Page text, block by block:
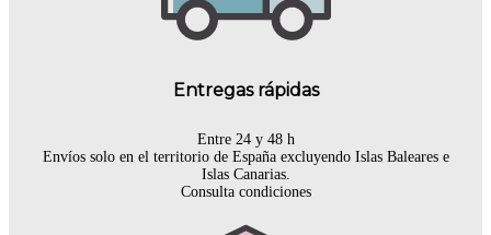
Entregas rápidas
Entre 24 y 48 h
Envíos solo en el territorio de España excluyendo Islas Baleares e
Islas Canarias.
Consulta condiciones